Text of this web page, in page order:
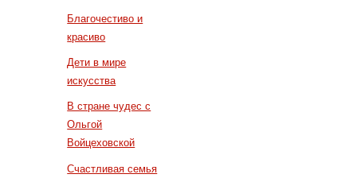
Благочестиво и
красиво
Дети в мире
искусства
В стране чудес с
Ольгой
Войцеховской
Счастливая семья